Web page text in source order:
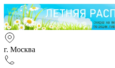
г. Москва